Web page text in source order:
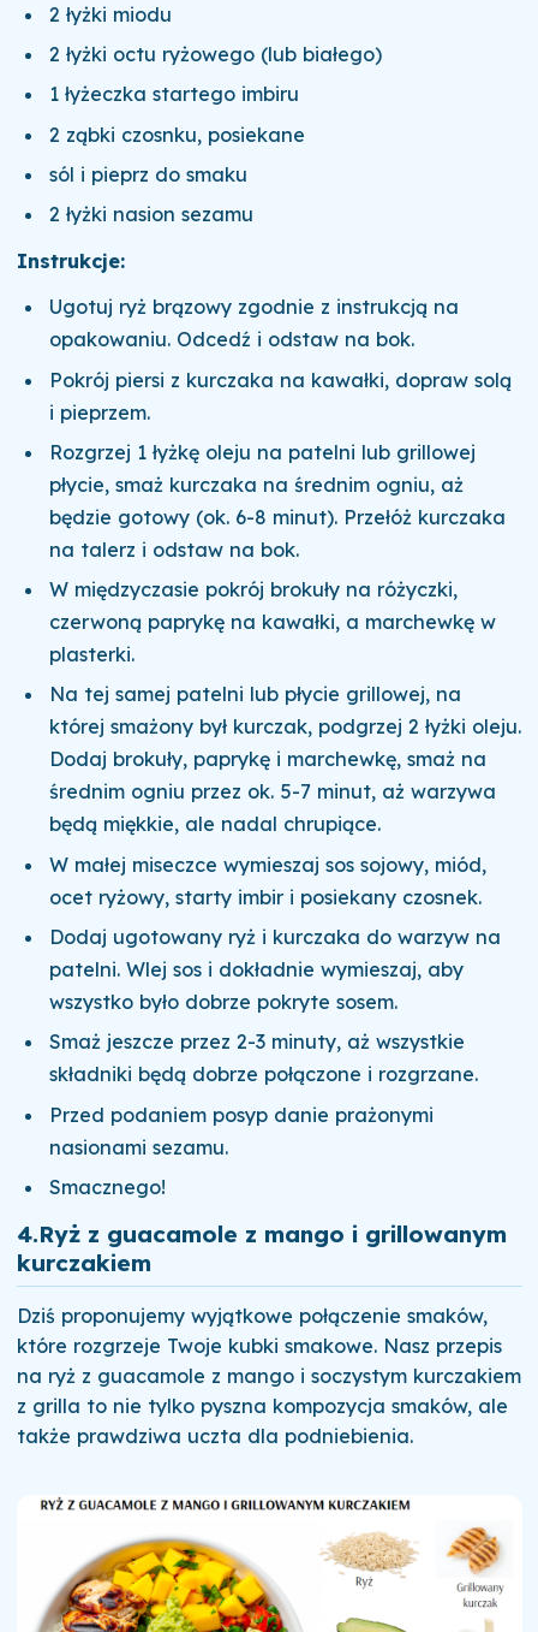
2 łyżki miodu
2 łyżki octu ryżowego (lub białego)
1 łyżeczka startego imbiru
2 ząbki czosnku, posiekane
sól i pieprz do smaku
2 łyżki nasion sezamu
Instrukcje:
Ugotuj ryż brązowy zgodnie z instrukcją na
opakowaniu. Odcedź i odstaw na bok.
Pokrój piersi z kurczaka na kawałki, dopraw solą
i pieprzem.
Rozgrzej 1 łyżkę oleju na patelni lub grillowej
płycie, smaż kurczaka na średnim ogniu, aż
będzie gotowy (ok. 6-8 minut). Przełóż kurczaka
na talerz i odstaw na bok.
W międzyczasie pokrój brokuły na różyczki,
czerwoną paprykę na kawałki, a marchewkę w
plasterki.
Na tej samej patelni lub płycie grillowej, na
której smażony był kurczak, podgrzej 2 łyżki oleju.
Dodaj brokuły, paprykę i marchewkę, smaż na
średnim ogniu przez ok. 5-7 minut, aż warzywa
będą miękkie, ale nadal chrupiące.
W małej miseczce wymieszaj sos sojowy, miód,
ocet ryżowy, starty imbir i posiekany czosnek.
Dodaj ugotowany ryż i kurczaka do warzyw na
patelni. Wlej sos i dokładnie wymieszaj, aby
wszystko było dobrze pokryte sosem.
Smaż jeszcze przez 2-3 minuty, aż wszystkie
składniki będą dobrze połączone i rozgrzane.
Przed podaniem posyp danie prażonymi
nasionami sezamu.
Smacznego!
4.Ryż z guacamole z mango i grillowanym
kurczakiem
Dziś proponujemy wyjątkowe połączenie smaków,
które rozgrzeje Twoje kubki smakowe. Nasz przepis
na ryż z guacamole z mango i soczystym kurczakiem
z grilla to nie tylko pyszna kompozycja smaków, ale
także prawdziwa uczta dla podniebienia.